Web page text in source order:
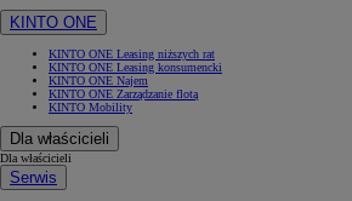
KINTO ONE
KINTO ONE Leasing niższych rat
KINTO ONE Leasing konsumencki
KINTO ONE Najem
KINTO ONE Zarządzanie flotą
KINTO Mobility
Dla właścicieli
Dla właścicieli
Serwis